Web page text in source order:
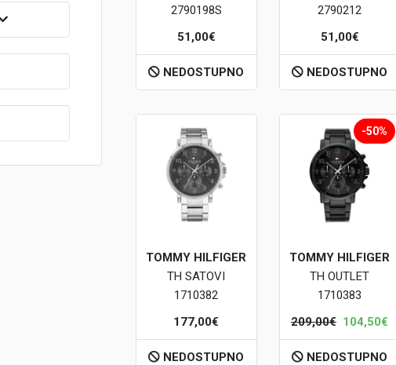
2790198S
51,00€
NEDOSTUPNO
2790212
51,00€
NEDOSTUPNO
TOMMY HILFIGER
TH SATOVI
1710382
177,00€
NEDOSTUPNO
-50%
TOMMY HILFIGER
TH OUTLET
1710383
209,00€ 104,50€
NEDOSTUPNO